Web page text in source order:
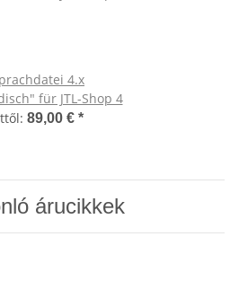
4.x
für JTL-Shop 4
89,00 € *
árucikkek